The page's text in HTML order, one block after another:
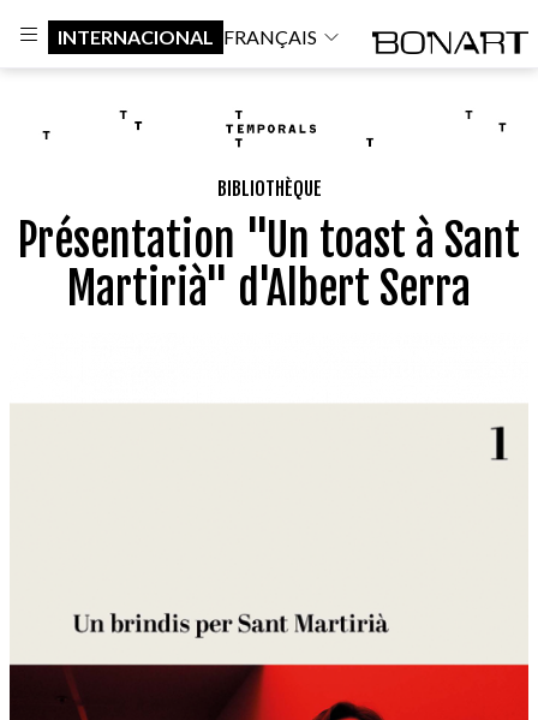
INTERNACIONAL FRANÇAIS
BIBLIOTHÈQUE
Présentation "Un toast à Sant
Martirià" d'Albert Serra